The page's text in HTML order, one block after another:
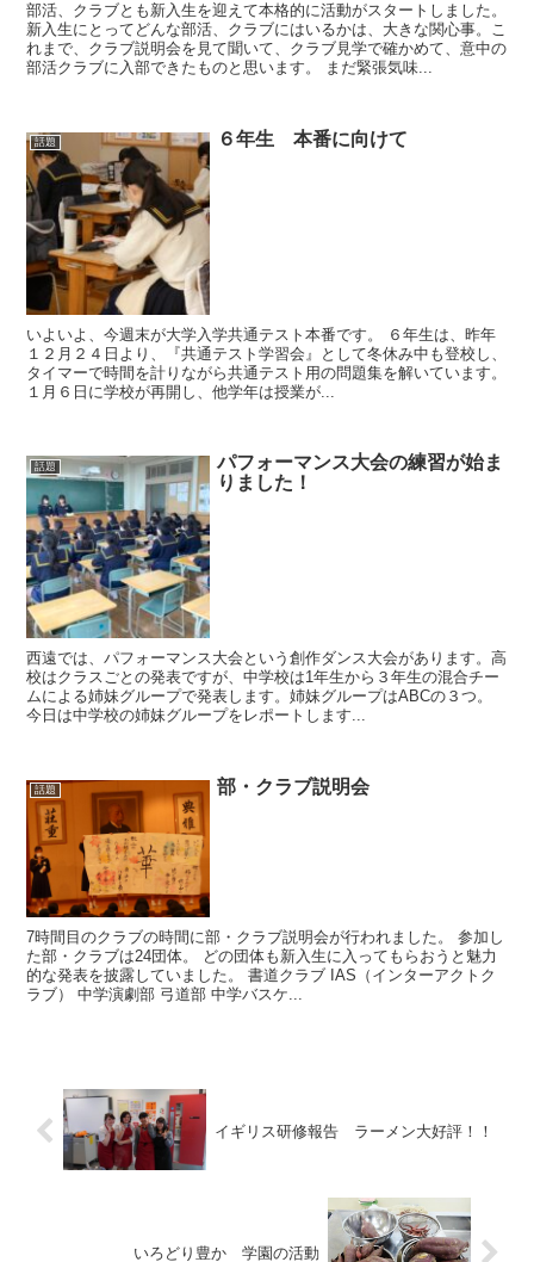
部活、クラブとも新入生を迎えて本格的に活動がスタートしました。
新入生にとってどんな部活、クラブにはいるかは、大きな関心事。こ
れまで、クラブ説明会を見て聞いて、クラブ見学で確かめて、意中の
部活クラブに入部できたものと思います。 まだ緊張気味...
話題 ６年生 本番に向けて
いよいよ、今週末が大学入学共通テスト本番です。 ６年生は、昨年
１２月２４日より、『共通テスト学習会』として冬休み中も登校し、
タイマーで時間を計りながら共通テスト用の問題集を解いています。
１月６日に学校が再開し、他学年は授業が...
話題
パフォーマンス大会の練習が始ま
りました！
西遠では、パフォーマンス大会という創作ダンス大会があります。高
校はクラスごとの発表ですが、中学校は1年生から３年生の混合チー
ムによる姉妹グループで発表します。姉妹グループはABCの３つ。
今日は中学校の姉妹グループをレポートします...
話題 部・クラブ説明会
7時間目のクラブの時間に部・クラブ説明会が行われました。 参加し
た部・クラブは24団体。 どの団体も新入生に入ってもらおうと魅力
的な発表を披露していました。 書道クラブ IAS（インターアクトク
ラブ） 中学演劇部 弓道部 中学バスケ...
イギリス研修報告 ラーメン大好評！！
いろどり豊か 学園の活動